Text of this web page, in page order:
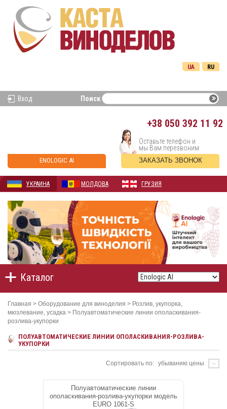
RU
UA
Вход Поиск
+38 050 392 11 92
ENOLOGIC AI
Оставьте телефон и
мы Вам перезвоним
ЗАКАЗАТЬ ЗВОНОК
УКРАИНА МОЛДОВА ГРУЗИЯ
Каталог
Главная > Оборудование для виноделия > Розлив, укупорка,
мюзлевание, усадка > Полуавтоматические линии ополаскивания-
розлива-укупорки
ПОЛУАВТОМАТИЧЕСКИЕ ЛИНИИ ОПОЛАСКИВАНИЯ-РОЗЛИВА-
УКУПОРКИ
Сортировать по: убыванию цены
Полуавтоматические линии
ополаскивания-розлива-укупорки модель
EURO 1061-S